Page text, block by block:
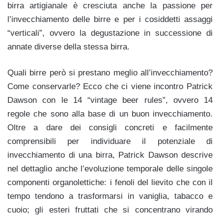
birra artigianale è cresciuta anche la passione per
l’invecchiamento delle birre e per i cosiddetti assaggi
“verticali”, ovvero la degustazione in successione di
annate diverse della stessa birra.
Quali birre però si prestano meglio all’invecchiamento?
Come conservarle? Ecco che ci viene incontro Patrick
Dawson con le 14 “vintage beer rules”, ovvero 14
regole che sono alla base di un buon invecchiamento.
Oltre a dare dei consigli concreti e facilmente
comprensibili per individuare il potenziale di
invecchiamento di una birra, Patrick Dawson descrive
nel dettaglio anche l’evoluzione temporale delle singole
componenti organolettiche: i fenoli del lievito che con il
tempo tendono a trasformarsi in vaniglia, tabacco e
cuoio; gli esteri fruttati che si concentrano virando